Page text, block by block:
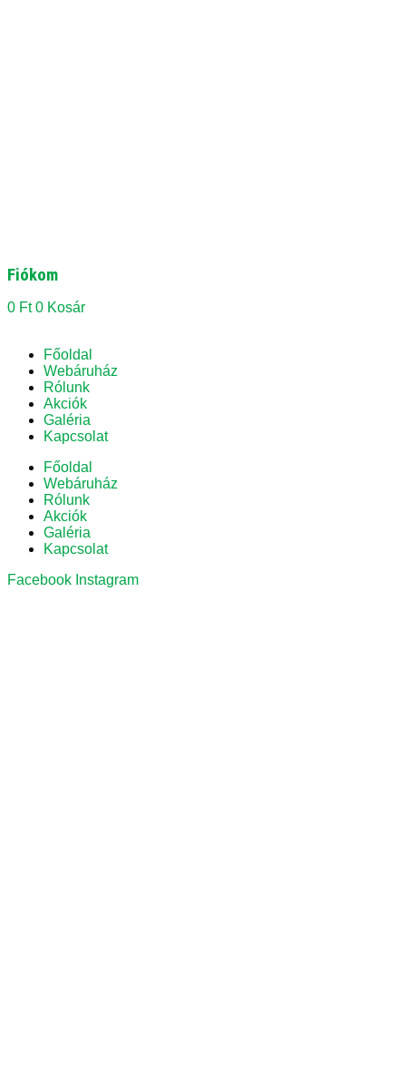
Fiókom
0 Ft 0 Kosár
Főoldal
Webáruház
Rólunk
Akciók
Galéria
Kapcsolat
Főoldal
Webáruház
Rólunk
Akciók
Galéria
Kapcsolat
Facebook Instagram